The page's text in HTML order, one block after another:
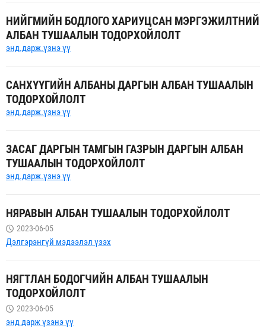
НИЙГМИЙН БОДЛОГО ХАРИУЦСАН МЭРГЭЖИЛТНИЙ
АЛБАН ТУШААЛЫН ТОДОРХОЙЛОЛТ
энд.дарж.үзнэ үү
САНХҮҮГИЙН АЛБАНЫ ДАРГЫН АЛБАН ТУШААЛЫН
ТОДОРХОЙЛОЛТ
энд.дарж.үзнэ үү
ЗАСАГ ДАРГЫН ТАМГЫН ГАЗРЫН ДАРГЫН АЛБАН
ТУШААЛЫН ТОДОРХОЙЛОЛТ
энд.дарж.үзнэ үү
НЯРАВЫН АЛБАН ТУШААЛЫН ТОДОРХОЙЛОЛТ
2023-06-05
Дэлгэрэнгүй мэдээлэл үзэх
НЯГТЛАН БОДОГЧИЙН АЛБАН ТУШААЛЫН
ТОДОРХОЙЛОЛТ
2023-06-05
энд дарж үзэнэ үү